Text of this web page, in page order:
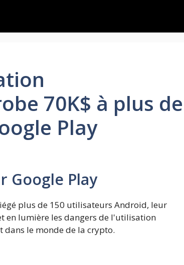
70K$ à plus de
Play
Google Play
plus de 150 utilisateurs Android, leur
en lumière les dangers de l'utilisation
le monde de la crypto.